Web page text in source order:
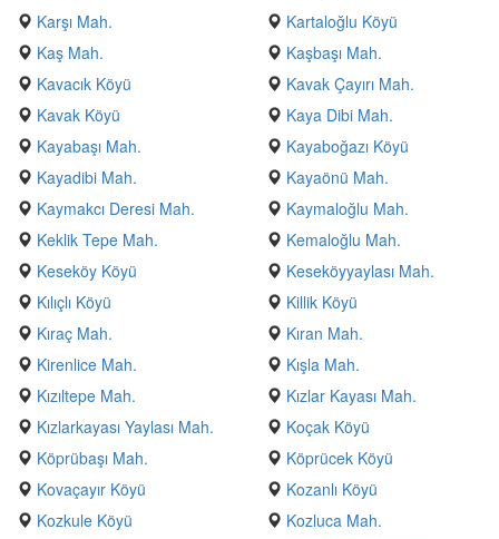
Karşı Mah.
Kartaloğlu Köyü
Kaş Mah.
Kaşbaşı Mah.
Kavacık Köyü
Kavak Çayırı Mah.
Kavak Köyü
Kaya Dibi Mah.
Kayabaşı Mah.
Kayaboğazı Köyü
Kayadibi Mah.
Kayaönü Mah.
Kaymakcı Deresi Mah.
Kaymaloğlu Mah.
Keklik Tepe Mah.
Kemaloğlu Mah.
Keseköy Köyü
Keseköyyaylası Mah.
Kılıçlı Köyü
Killik Köyü
Kıraç Mah.
Kıran Mah.
Kirenlice Mah.
Kışla Mah.
Kızıltepe Mah.
Kızlar Kayası Mah.
Kızlarkayası Yaylası Mah.
Koçak Köyü
Köprübaşı Mah.
Köprücek Köyü
Kovaçayır Köyü
Kozanlı Köyü
Kozkule Köyü
Kozluca Mah.